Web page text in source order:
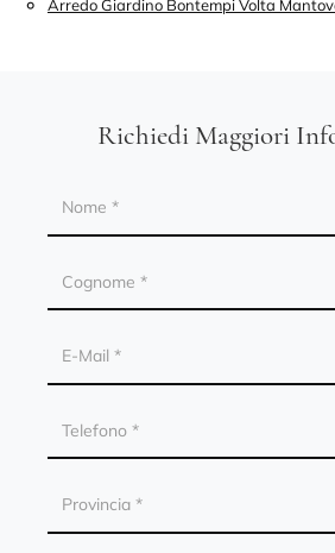
Arredo Giardino Bontempi Volta
Richiedi Maggiori